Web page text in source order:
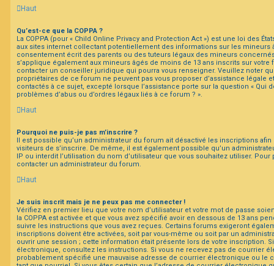
Haut
Qu’est-ce que la COPPA ?
La COPPA (pour « Child Online Privacy and Protection Act ») est une loi des
aux sites internet collectant potentiellement des informations sur les mineurs
consentement écrit des parents ou des tuteurs légaux des mineurs
s’applique également aux mineurs âgés de moins de 13 ans inscrits sur
contacter un conseiller juridique qui pourra vous renseigner. Veuillez noter
propriétaires de ce forum ne peuvent pas vous proposer d’assistance légale
contactés à ce sujet, excepté lorsque l’assistance porte sur la question « Qui
problèmes d’abus ou d’ordres légaux liés à ce forum ? ».
Haut
Pourquoi ne puis-je pas m’inscrire ?
Il est possible qu’un administrateur du forum ait désactivé les inscriptions afin
visiteurs de s’inscrire. De même, il est également possible qu’un
IP ou interdit l’utilisation du nom d’utilisateur que vous souhaitez utiliser.
contacter un administrateur du forum.
Haut
Je suis inscrit mais je ne peux pas me connecter !
Vérifiez en premier lieu que votre nom d’utilisateur et votre mot de passe
la COPPA est activée et que vous avez spécifié avoir en dessous de 13 ans
suivre les instructions que vous avez reçues. Certains forums exigeront
inscriptions doivent être activées, soit par vous-même ou soit par un
ouvrir une session ; cette information était présente lors de votre inscription.
électronique, consultez les instructions. Si vous ne recevez pas de courrier
probablement spécifié une mauvaise adresse de courrier électronique ou le